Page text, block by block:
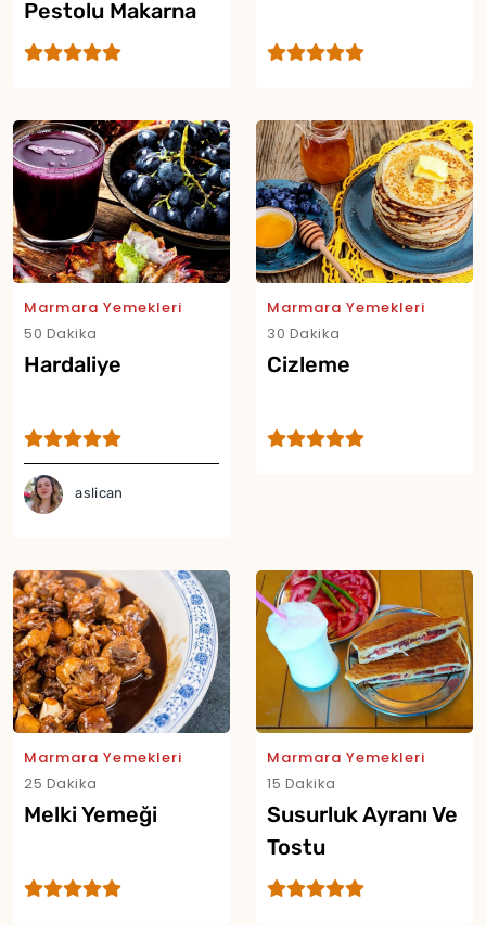
Pestolu Makarna
Marmara Yemekleri
50 Dakika
Hardaliye
aslican
Marmara Yemekleri
30 Dakika
Cizleme
Marmara Yemekleri
25 Dakika
Melki Yemeği
Marmara Yemekleri
15 Dakika
Susurluk Ayranı Ve
Tostu